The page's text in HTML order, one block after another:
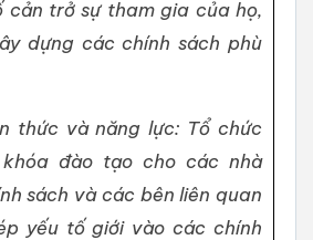
cản trở sự tham gia của họ,
dựng các chính sách phù
thức và năng lực: Tổ chức
đào tạo cho các nhà
sách và các bên liên quan
yếu tố giới vào các chính